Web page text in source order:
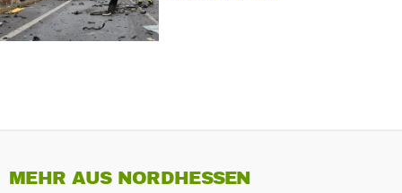
MEHR AUS NORDHESSEN